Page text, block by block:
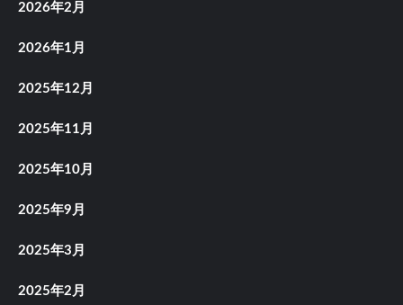
2026年2月
2026年1月
2025年12月
2025年11月
2025年10月
2025年9月
2025年3月
2025年2月